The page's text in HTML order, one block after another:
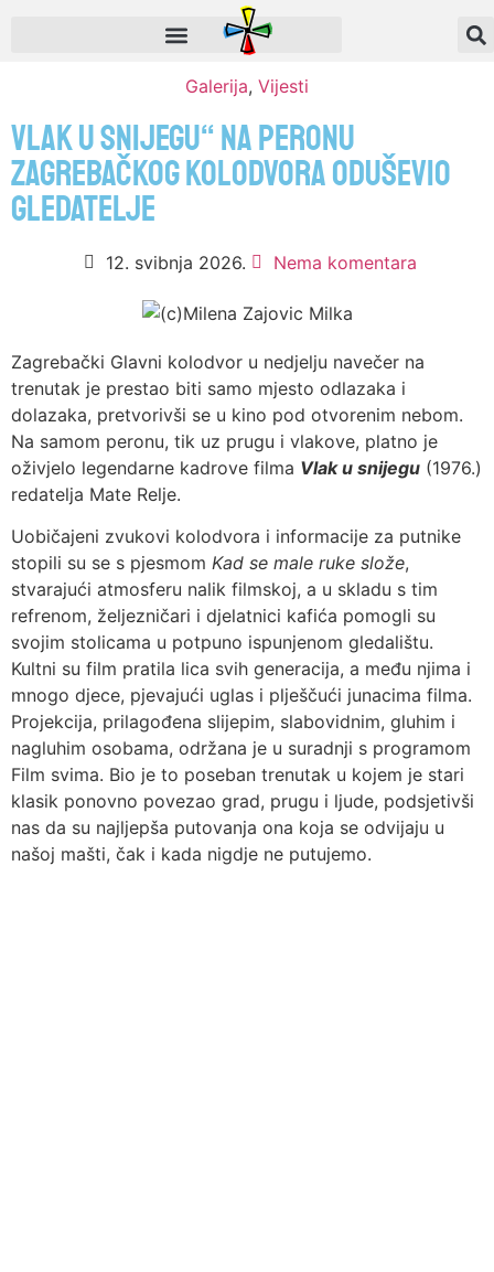
Galerija, Vijesti
Vlak u snijegu“ na peronu
zagrebačkog kolodvora oduševio
gledatelje
12. svibnja 2026. Nema komentara
Zagrebački Glavni kolodvor u nedjelju navečer na
trenutak je prestao biti samo mjesto odlazaka i
dolazaka, pretvorivši se u kino pod otvorenim nebom.
Na samom peronu, tik uz prugu i vlakove, platno je
oživjelo legendarne kadrove filma Vlak u snijegu (1976.)
redatelja Mate Relje.
Uobičajeni zvukovi kolodvora i informacije za putnike
stopili su se s pjesmom Kad se male ruke slože,
stvarajući atmosferu nalik filmskoj, a u skladu s tim
refrenom, željezničari i djelatnici kafića pomogli su
svojim stolicama u potpuno ispunjenom gledalištu.
Kultni su film pratila lica svih generacija, a među njima i
mnogo djece, pjevajući uglas i plješčući junacima filma.
Projekcija, prilagođena slijepim, slabovidnim, gluhim i
nagluhim osobama, održana je u suradnji s programom
Film svima. Bio je to poseban trenutak u kojem je stari
klasik ponovno povezao grad, prugu i ljude, podsjetivši
nas da su najljepša putovanja ona koja se odvijaju u
našoj mašti, čak i kada nigdje ne putujemo.